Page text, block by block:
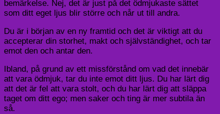
bemärkelse. Nej, det är just på det ödmjukaste sättet
som ditt eget ljus blir större och når ut till andra.
Du är i början av en ny framtid och det är viktigt att du
accepterar din storhet, makt och självständighet, och tar
emot den och antar den.
Ibland, på grund av ett missförstånd om vad det innebär
att vara ödmjuk, tar du inte emot ditt ljus. Du har lärt dig
att det är fel att vara stolt, och du har lärt dig att släppa
taget om ditt ego; men saker och ting är mer subtila än
så.